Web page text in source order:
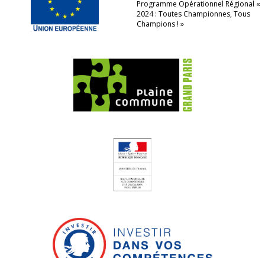
Programme Opérationnel Régional «
2024 : Toutes Championnes, Tous
Champions ! »